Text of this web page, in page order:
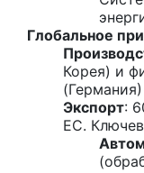
Глобальное
Корея) и
(Германия)
Экспорт:
ЕС.